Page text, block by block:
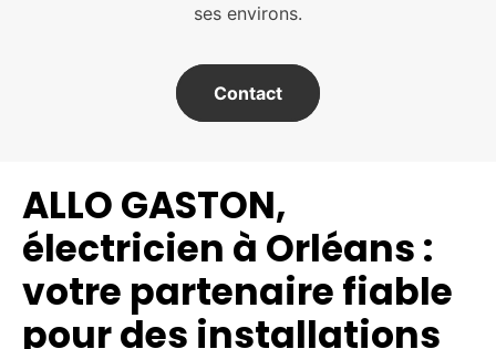
ses environs.
Contact
ALLO GASTON,
électricien à Orléans :
votre partenaire fiable
pour des installations